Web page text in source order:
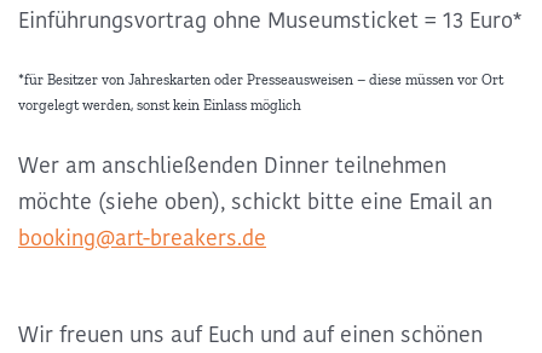
Einführungsvortrag ohne Museumsticket = 13 Euro*
*für Besitzer von Jahreskarten oder Presseausweisen – diese müssen vor Ort
vorgelegt werden, sonst kein Einlass möglich
Wer am anschließenden Dinner teilnehmen
möchte (siehe oben), schickt bitte eine Email an
booking@art-breakers.de
Wir freuen uns auf Euch und auf einen schönen